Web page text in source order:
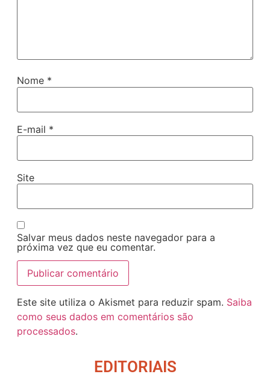
Nome *
E-mail *
Site
Salvar meus dados neste navegador para a
próxima vez que eu comentar.
Este site utiliza o Akismet para reduzir spam. Saiba
como seus dados em comentários são
processados.
EDITORIAIS